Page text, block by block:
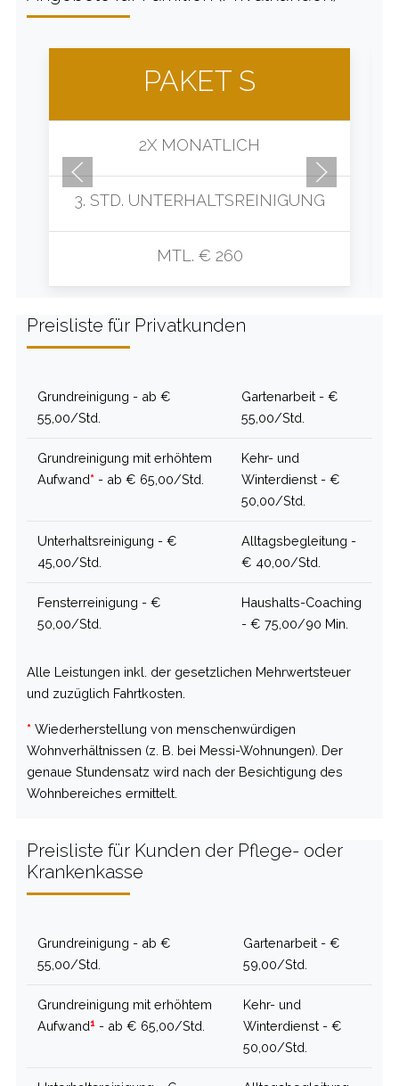
PAKET S
2X MONATLICH
3. STD. UNTERHALTSREINIGUNG
MTL. € 260
Preisliste für Privatkunden
Grundreinigung - ab €
55,00/Std.
Gartenarbeit - €
55,00/Std.
Grundreinigung mit erhöhtem
Aufwand*- ab € 65,00/Std.
Kehr- und
Winterdienst - €
50,00/Std.
Unterhaltsreinigung - €
45,00/Std.
Alltagsbegleitung -
€ 40,00/Std.
Fensterreinigung - €
50,00/Std.
Haushalts-Coaching
- € 75,00/90 Min.
Alle Leistungen inkl. der gesetzlichen Mehrwertsteuer
und zuzüglich Fahrtkosten.
*Wiederherstellung von menschenwürdigen
Wohnverhältnissen (z. B. bei Messi-Wohnungen). Der
genaue Stundensatz wird nach der Besichtigung des
Wohnbereiches ermittelt.
Preisliste für Kunden der Pflege- oder
Krankenkasse
Grundreinigung - ab €
55,00/Std.
Gartenarbeit - €
59,00/Std.
Grundreinigung mit erhöhtem
Aufwand1 - ab € 65,00/Std.
Kehr- und
Winterdienst - €
50,00/Std.